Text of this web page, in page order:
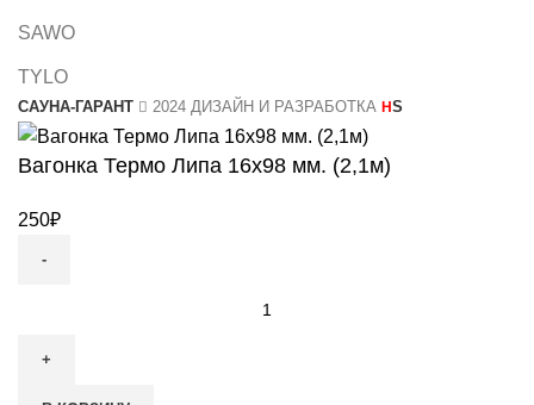
SAWO
TYLO
САУНА-ГАРАНТ 2024 ДИЗАЙН И РАЗРАБОТКА HS
Вагонка Термо Липа 16х98 мм. (2,1м)
250₽
Вагонка